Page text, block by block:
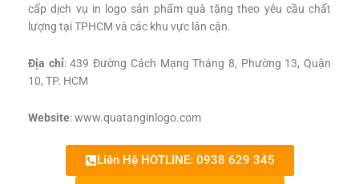
cấp dịch vụ in logo sản phẩm quà tặng theo yêu cầu chất
lượng tại TPHCM và các khu vực lân cận.
Địa chỉ: 439 Đường Cách Mạng Tháng 8, Phường 13, Quận
10, TP. HCM
Website: www.quatanginlogo.com
Liên Hệ HOTLINE: 0938 629 345